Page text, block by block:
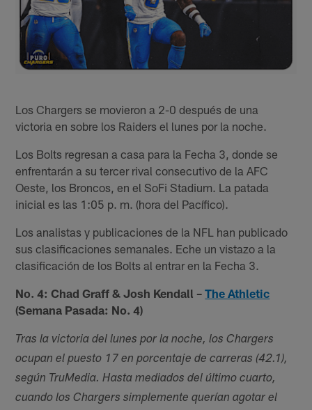
Los Chargers se movieron a 2-0 después de una
victoria en sobre los Raiders el lunes por la noche.
Los Bolts regresan a casa para la Fecha 3, donde se
enfrentarán a su tercer rival consecutivo de la AFC
Oeste, los Broncos, en el SoFi Stadium. La patada
inicial es las 1:05 p. m. (hora del Pacífico).
Los analistas y publicaciones de la NFL han publicado
sus clasificaciones semanales. Eche un vistazo a la
clasificación de los Bolts al entrar en la Fecha 3.
No. 4: Chad Graff & Josh Kendall –The Athletic
(Semana Pasada: No. 4)
Tras la victoria del lunes por la noche, los Chargers
ocupan el puesto 17 en porcentaje de carreras (42.1),
según TruMedia. Hasta mediados del último cuarto,
cuando los Chargers simplemente querían agotar el